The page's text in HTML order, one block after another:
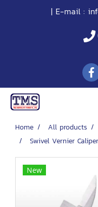
| E-mail :
Home All products
Swivel Vernier
New